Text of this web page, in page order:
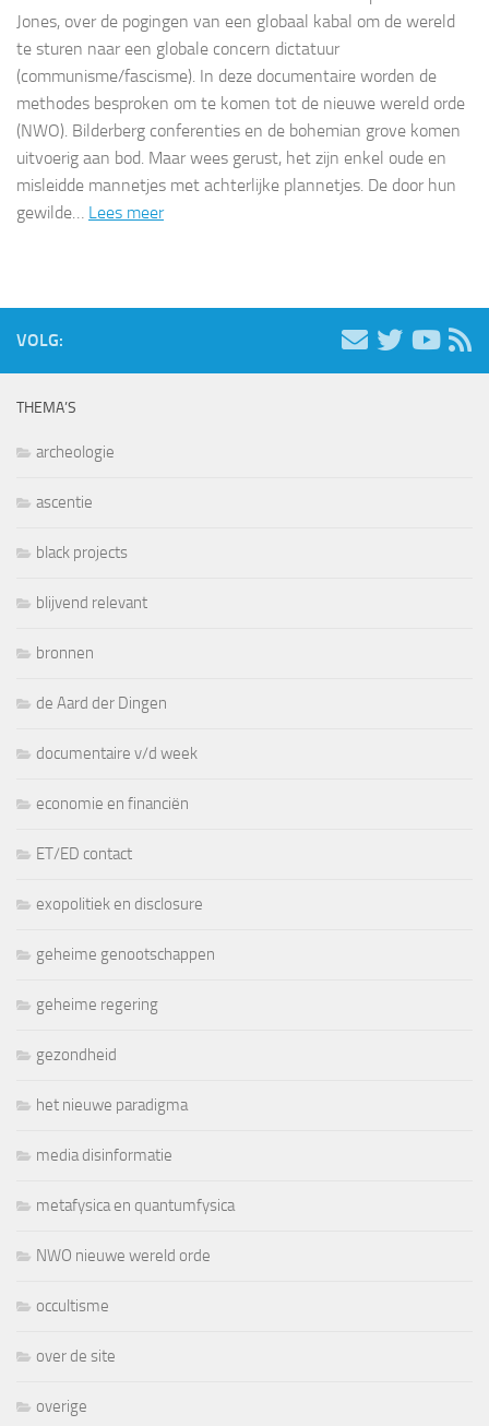
Jones, over de pogingen van een globaal kabal om de wereld
te sturen naar een globale concern dictatuur
(communisme/fascisme). In deze documentaire worden de
methodes besproken om te komen tot de nieuwe wereld orde
(NWO). Bilderberg conferenties en de bohemian grove komen
uitvoerig aan bod. Maar wees gerust, het zijn enkel oude en
misleidde mannetjes met achterlijke plannetjes. De door hun
gewilde… Lees meer
VOLG:
THEMA’S
archeologie
ascentie
black projects
blijvend relevant
bronnen
de Aard der Dingen
documentaire v/d week
economie en financiën
ET/ED contact
exopolitiek en disclosure
geheime genootschappen
geheime regering
gezondheid
het nieuwe paradigma
media disinformatie
metafysica en quantumfysica
NWO nieuwe wereld orde
occultisme
over de site
overige